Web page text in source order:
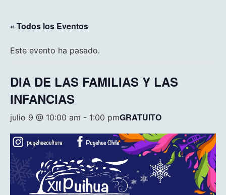
« Todos los Eventos
Este evento ha pasado.
DIA DE LAS FAMILIAS Y LAS
INFANCIAS
julio 9 @ 10:00 am - 1:00 pmGRATUITO